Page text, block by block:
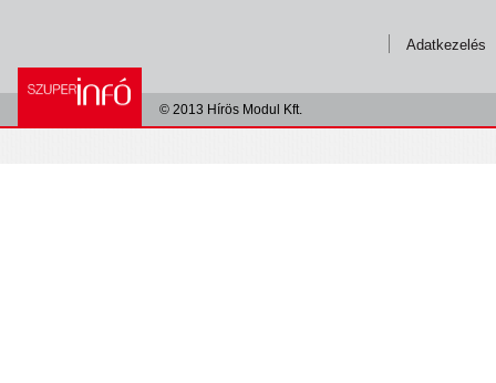
Adatkezelés
© 2013 Hírös Modul Kft.